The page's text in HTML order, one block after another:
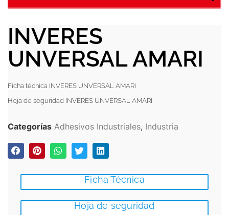
INVERES
UNVERSAL AMARI
Ficha técnica INVERES UNVERSAL AMARI
Hoja de seguridad INVERES UNVERSAL AMARI
Categorías Adhesivos Industriales, Industria
Ficha Técnica
Hoja de seguridad